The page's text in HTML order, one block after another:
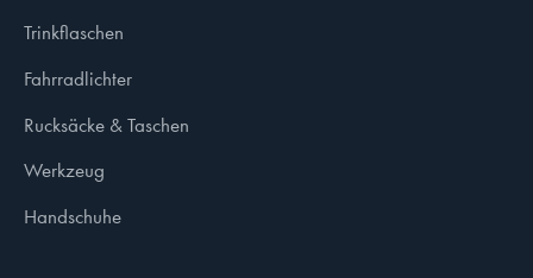
Trinkflaschen
Fahrradlichter
Rucksäcke & Taschen
Werkzeug
Handschuhe